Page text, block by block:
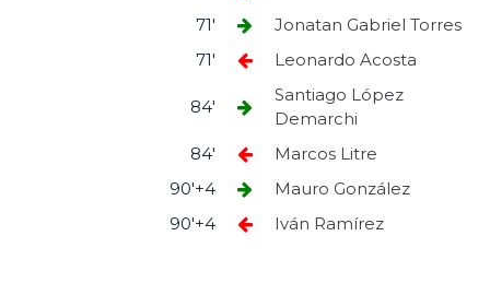
Jonatan Gabriel Torres
71'
Leonardo Acosta
71'
Santiago López
Demarchi
84'
Marcos Litre
84'
Mauro González
90'+4
Iván Ramírez
90'+4